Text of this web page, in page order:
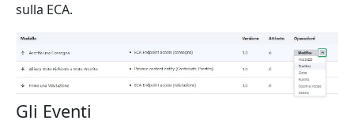
sulla ECA.
Gli Eventi